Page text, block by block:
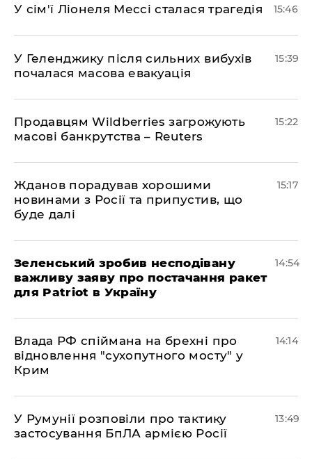
У сім'ї Ліонеля Мессі сталася трагедія 15:46
У Геленджику після сильних вибухів
почалася масова евакуація
15:39
Продавцям Wildberries загрожують
масові банкрутства – Reuters
15:22
Жданов порадував хорошими
новинами з Росії та припустив, що
буде далі
15:17
Зеленський зробив несподівану
важливу заяву про постачання ракет
для Patriot в Україну
14:54
Влада РФ спіймана на брехні про
відновлення "сухопутного мосту" у
Крим
14:14
У Румунії розповіли про тактику
застосування БпЛА армією Росії
13:49